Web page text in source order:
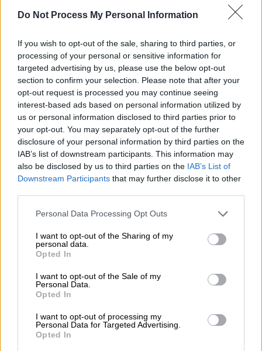
Do Not Process My Personal Information
If you wish to opt-out of the sale, sharing to third parties, or
processing of your personal or sensitive information for
targeted advertising by us, please use the below opt-out
section to confirm your selection. Please note that after your
opt-out request is processed you may continue seeing
interest-based ads based on personal information utilized by
us or personal information disclosed to third parties prior to
your opt-out. You may separately opt-out of the further
disclosure of your personal information by third parties on the
IAB’s list of downstream participants. This information may
also be disclosed by us to third parties on the IAB’s List of
Downstream Participants that may further disclose it to other
Please note that this website/app uses one or more Google
not limited to your visit or usage behaviour. You may click to
grant or deny consent to Google and its third-party tags to
use your data for below specified purposes in below Google
consent section.
Personal Data Processing Opt Outs
I want to opt-out of the Sharing of my
personal data.
Opted In
I want to opt-out of the Sale of my
Personal Data.
Opted In
I want to opt-out of processing my
Personal Data for Targeted Advertising.
Opted In
Η ανάξια λόγου κινδυνολογία για την
Τουρκία
Ελλάδα|20.12.2018 15:36
Μήνυμα Τσίπρα στην Τουρκία:
Συγκαλείται αύριο το Εθνικό Συμβούλιο
Εξωτερικής Πολιτικής υπό τον Γιώργο
Κατρούγκαλο